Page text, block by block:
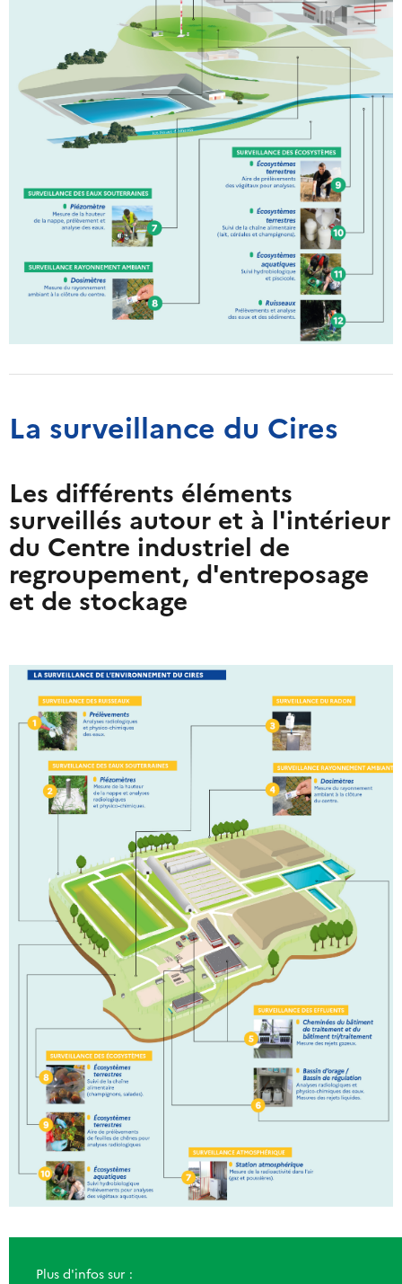
La surveillance du Cires
Les différents éléments
surveillés autour et à l'intérieur
du Centre industriel de
regroupement, d'entreposage
et de stockage
Plus d'infos sur :